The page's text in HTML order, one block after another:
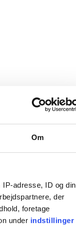
Om
adresse, ID og din
der
foretage
under indstillinger